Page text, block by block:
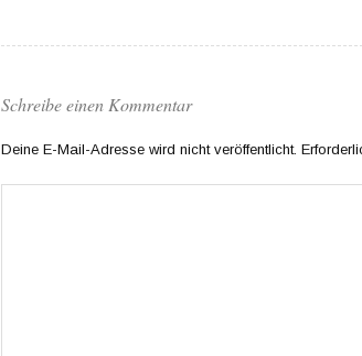
Schreibe einen Kommentar
Deine E-Mail-Adresse wird nicht veröffentlicht.